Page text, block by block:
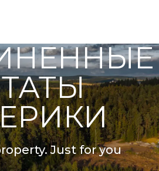
Just for you